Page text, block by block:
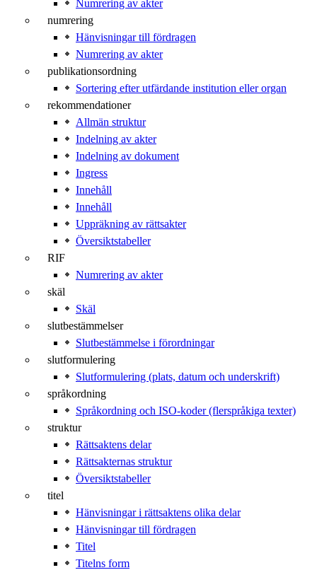
Numrering av akter
numrering
Hänvisningar till fördragen
Numrering av akter
publikationsordning
Sortering efter utfärdande institution eller organ
rekommendationer
Allmän struktur
Indelning av akter
Indelning av dokument
Ingress
Innehåll
Innehåll
Uppräkning av rättsakter
Översiktstabeller
RIF
Numrering av akter
skäl
Skäl
slutbestämmelser
Slutbestämmelse i förordningar
slutformulering
Slutformulering (plats, datum och underskrift)
språkordning
Språkordning och ISO-koder (flerspråkiga texter)
struktur
Rättsaktens delar
Rättsakternas struktur
Översiktstabeller
titel
Hänvisningar i rättsaktens olika delar
Hänvisningar till fördragen
Titel
Titelns form